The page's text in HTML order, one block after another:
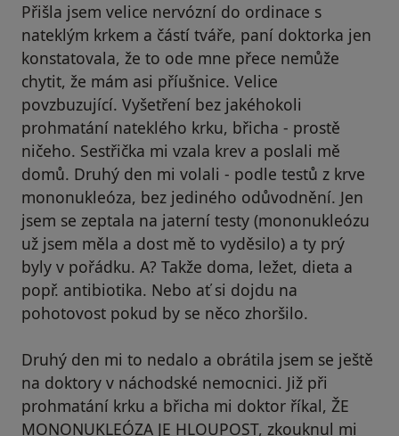
Přišla jsem velice nervózní do ordinace s
nateklým krkem a částí tváře, paní doktorka jen
konstatovala, že to ode mne přece nemůže
chytit, že mám asi příušnice. Velice
povzbuzující. Vyšetření bez jakéhokoli
prohmatání nateklého krku, břicha - prostě
ničeho. Sestřička mi vzala krev a poslali mě
domů. Druhý den mi volali - podle testů z krve
mononukleóza, bez jediného odůvodnění. Jen
jsem se zeptala na jaterní testy (mononukleózu
už jsem měla a dost mě to vyděsilo) a ty prý
byly v pořádku. A? Takže doma, ležet, dieta a
popř. antibiotika. Nebo ať si dojdu na
pohotovost pokud by se něco zhoršilo.
Druhý den mi to nedalo a obrátila jsem se ještě
na doktory v náchodské nemocnici. Již při
prohmatání krku a břicha mi doktor říkal, ŽE
MONONUKLEÓZA JE HLOUPOST, zkouknul mi